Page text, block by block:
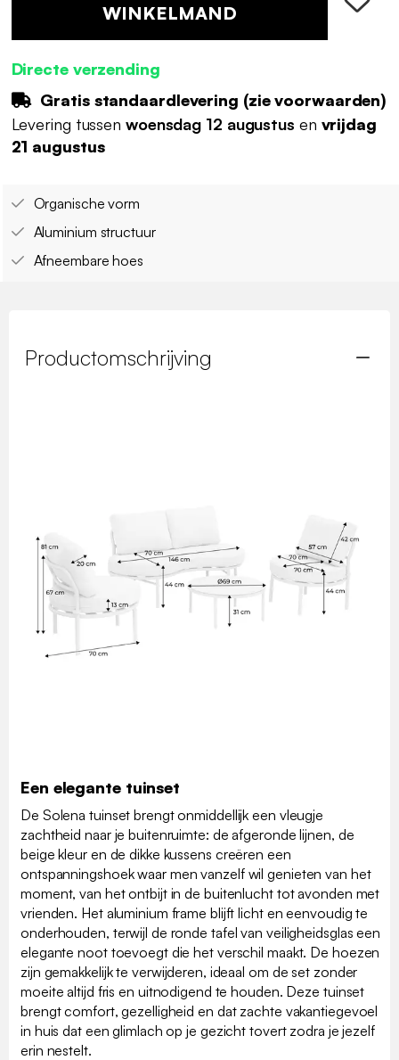
WINKELMAND
Directe verzending
Gratis standaardlevering (zie voorwaarden)
Levering tussen woensdag 12 augustus en vrijdag
21 augustus
Organische vorm
Aluminium structuur
Afneembare hoes
Productomschrijving
Een elegante tuinset
De Solena tuinset brengt onmiddellijk een vleugje
zachtheid naar je buitenruimte: de afgeronde lijnen, de
beige kleur en de dikke kussens creëren een
ontspanningshoek waar men vanzelf wil genieten van het
moment, van het ontbijt in de buitenlucht tot avonden met
vrienden. Het aluminium frame blijft licht en eenvoudig te
onderhouden, terwijl de ronde tafel van veiligheidsglas een
elegante noot toevoegt die het verschil maakt. De hoezen
zijn gemakkelijk te verwijderen, ideaal om de set zonder
moeite altijd fris en uitnodigend te houden. Deze tuinset
brengt comfort, gezelligheid en dat zachte vakantiegevoel
in huis dat een glimlach op je gezicht tovert zodra je jezelf
erin nestelt.